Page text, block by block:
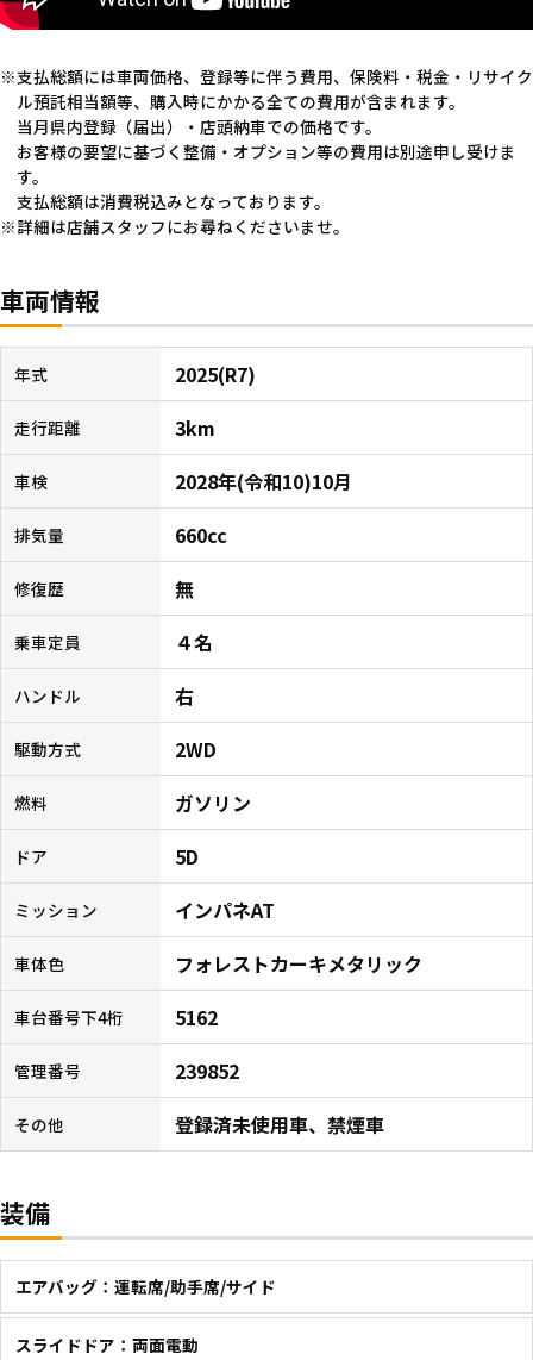
支払総額には車両価格、登録等に伴う費用、保険料・税金・リサイク
ル預託相当額等、購入時にかかる全ての費用が含まれます。
当月県内登録（届出）・店頭納車での価格です。
お客様の要望に基づく整備・オプション等の費用は別途申し受けま
す。
支払総額は消費税込みとなっております。
詳細は店舗スタッフにお尋ねくださいませ。
車両情報
年式 2025(R7)
走行距離 3km
車検 2028年(令和10)10月
排気量 660cc
修復歴 無
乗車定員 ４名
ハンドル 右
駆動方式 2WD
燃料 ガソリン
ドア 5D
ミッション インパネAT
車体色 フォレストカーキメタリック
車台番号下4桁 5162
管理番号 239852
その他 登録済未使用車、禁煙車
装備
エアバッグ：運転席/助手席/サイド
スライドドア：両面電動